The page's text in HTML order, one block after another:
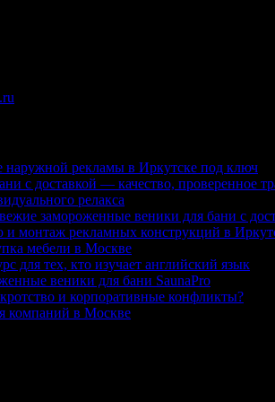
наружной рекламы в Иркутске под ключ
с доставкой — качество, проверенное
релакса
замороженные веники для бани с
и монтаж рекламных конструкций в
мебели в Москве
для тех, кто изучает английский язык
веники для бани SaunaPro
и корпоративные конфликты?
компаний в Москве